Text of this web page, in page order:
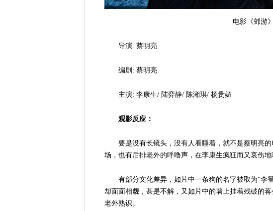
电影《郊游
导演: 蔡明亮
编剧: 蔡明亮
主演: 李康生/ 陆弈静/ 陈湘琪/ 杨贵媚
观影反应：
要是没有长镜头，没有人看睡着，就不是蔡明亮
场，也有后排老外的呼噜声，在李康生疯狂而又哀伤地
有部分文化差异，如片中一条狗的名字被取为“李
却面面相觑，甚是不解，又如片中的墙上挂着残破的
老外熟识。